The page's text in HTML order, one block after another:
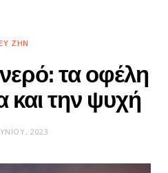
ΖΗΝ
τα οφέλη
και την ψυχή
2023